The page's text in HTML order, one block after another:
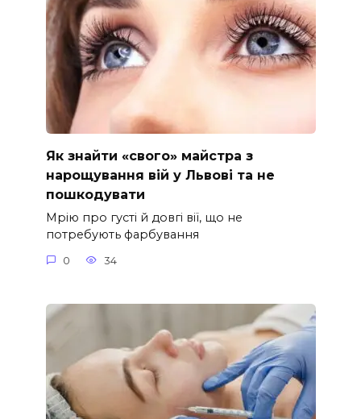
Як знайти «свого» майстра з
нарощування вій у Львові та не
пошкодувати
Мрію про густі й довгі вії, що не
потребують фарбування
0 34